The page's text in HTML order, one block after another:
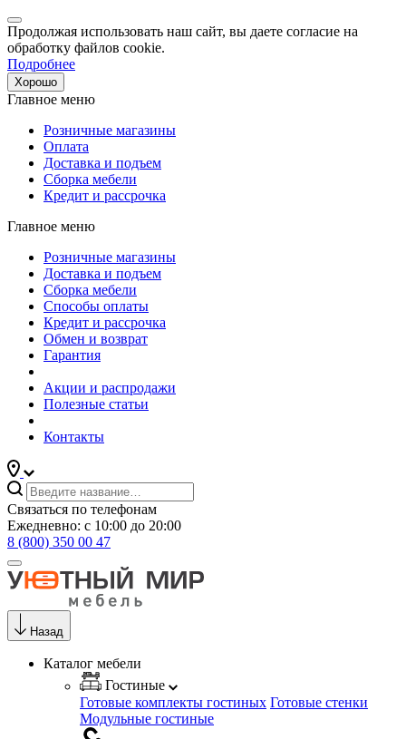
Продолжая использовать наш сайт, вы даете согласие на
обработку файлов cookie.
Подробнее
Хорошо
Главное меню
Розничные магазины
Оплата
Доставка и подъем
Сборка мебели
Кредит и рассрочка
Главное меню
Розничные магазины
Доставка и подъем
Сборка мебели
Способы оплаты
Кредит и рассрочка
Обмен и возврат
Гарантия
Акции и распродажи
Полезные статьи
Контакты
Связаться по телефонам
Ежедневно: с 10:00 до 20:00
8 (800) 350 00 47
Назад
Каталог мебели
Гостиные
Готовые комплекты гостиных Готовые стенки
Модульные гостиные